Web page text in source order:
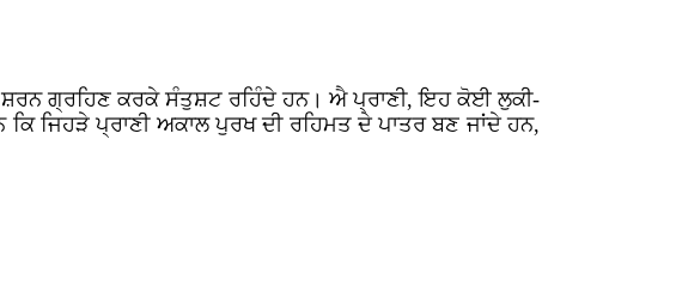
ਗ੍ਰਹਿਣ ਕਰਕੇ ਸੰਤੁਸ਼ਟ ਰਹਿੰਦੇ ਹਨ। ਐ ਪ੍ਰਾਣੀ, ਇਹ ਕੋਈ ਲੁਕੀ-
ਜਿਹੜੇ ਪ੍ਰਾਣੀ ਅਕਾਲ ਪੁਰਖ ਦੀ ਰਹਿਮਤ ਦੇ ਪਾਤਰ ਬਣ ਜਾਂਦੇ ਹਨ,